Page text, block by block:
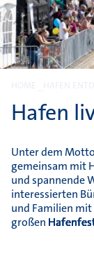
Hafen
Unter dem Motto
gemeinsam mit
und spannende
interessierten
und Familien
großen